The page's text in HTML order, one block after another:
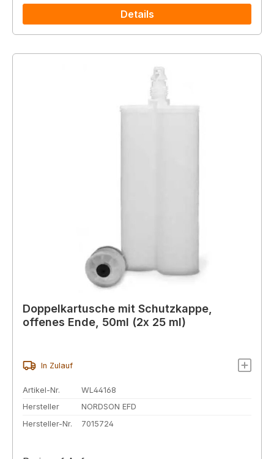
Details
Doppelkartusche mit Schutzkappe,
offenes Ende, 50ml (2x 25 ml)
In Zulauf
Artikel-Nr.
WL44168
Hersteller
NORDSON EFD
Hersteller-Nr.
7015724